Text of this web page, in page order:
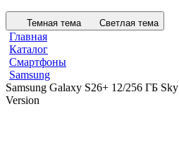
Темная тема Светлая тема
Главная
Каталог
Смартфоны
Samsung
Samsung Galaxy S26+ 12/256 ГБ
Version